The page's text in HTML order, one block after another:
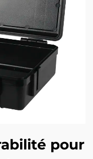
pour